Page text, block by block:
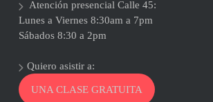
Atención presencial Calle 45:
Lunes a Viernes 8:30am a 7pm
Sábados 8:30 a 2pm
Quiero asistir a:
UNA CLASE GRATUITA